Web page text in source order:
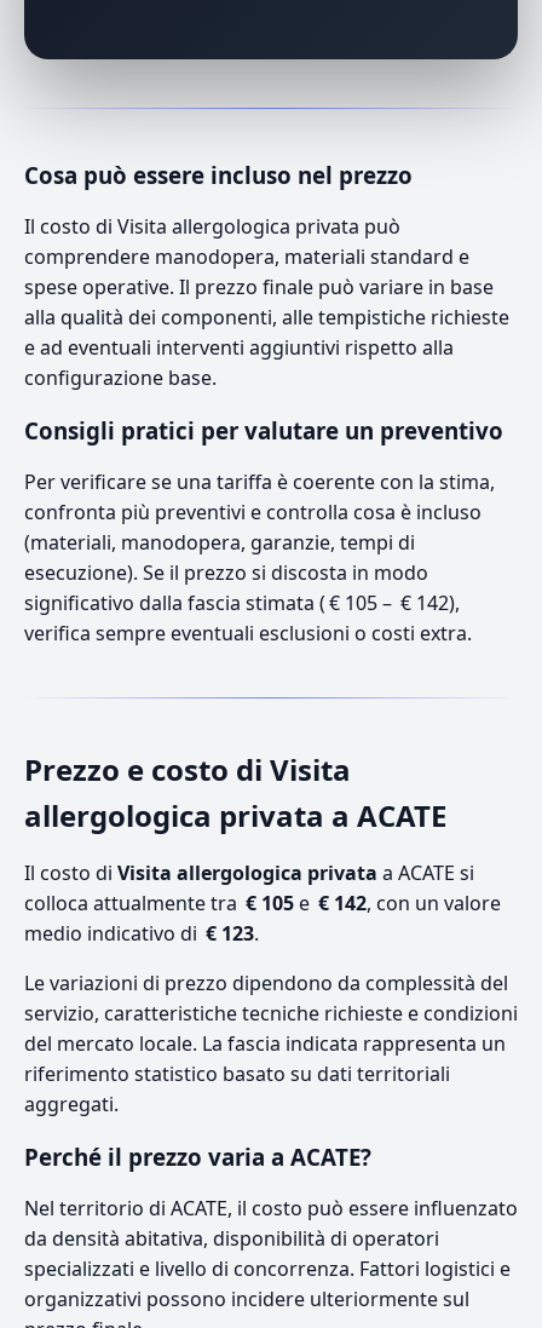
Cosa può essere incluso nel prezzo
Il costo di Visita allergologica privata può
comprendere manodopera, materiali standard e
spese operative. Il prezzo finale può variare in base
alla qualità dei componenti, alle tempistiche richieste
e ad eventuali interventi aggiuntivi rispetto alla
configurazione base.
Consigli pratici per valutare un preventivo
Per verificare se una tariffa è coerente con la stima,
confronta più preventivi e controlla cosa è incluso
(materiali, manodopera, garanzie, tempi di
esecuzione). Se il prezzo si discosta in modo
significativo dalla fascia stimata ( € 105 – € 142),
verifica sempre eventuali esclusioni o costi extra.
Prezzo e costo di Visita
allergologica privata a ACATE
Il costo di Visita allergologica privata a ACATE si
colloca attualmente tra € 105e € 142, con un valore
medio indicativo di € 123.
Le variazioni di prezzo dipendono da complessità del
servizio, caratteristiche tecniche richieste e condizioni
del mercato locale. La fascia indicata rappresenta un
riferimento statistico basato su dati territoriali
aggregati.
Perché il prezzo varia a ACATE?
Nel territorio di ACATE, il costo può essere influenzato
da densità abitativa, disponibilità di operatori
specializzati e livello di concorrenza. Fattori logistici e
organizzativi possono incidere ulteriormente sul